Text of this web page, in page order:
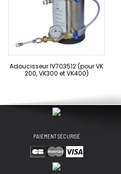
Adoucisseur IV703512 (pour VK
200, VK300 et VK400)
PAIEMENT SÉCURISÉ